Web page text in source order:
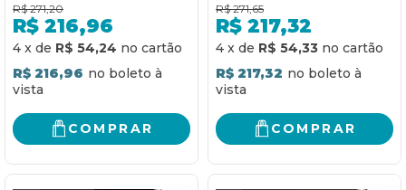
R$ 271,20
R$ 216,96
4 x de R$ 54,24
R$ 216,96
COMPRAR
R$ 271,65
R$ 217,32
4 x de R$ 54,33
R$ 217,32
COMPRAR